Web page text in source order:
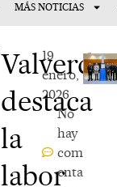
MÁS NOTICIAS
Valverde
destaca
la
labor
19
enero,
2026
No
hay
com
enta